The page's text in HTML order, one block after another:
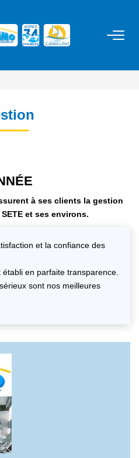
EN
à ses clients la gestion
et ses environs.
et la confiance des
en parfaite transparence.
sont nos meilleures